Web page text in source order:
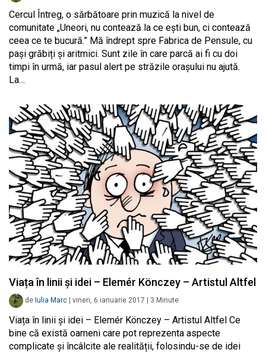
Cercul Întreg, o sărbătoare prin muzică la nivel de
comunitate „Uneori, nu contează la ce ești bun, ci contează
ceea ce te bucură.” Mă îndrept spre Fabrica de Pensule, cu
pași grăbiți și aritmici. Sunt zile în care parcă ai fi cu doi
timpi în urmă, iar pasul alert pe străzile orașului nu ajută.
La…
Viața în linii și idei – Elemér Könczey – Artistul Altfel
de Iulia Marc vineri, 6 ianuarie 2017 3 Minute
Viața în linii și idei – Elemér Könczey – Artistul Altfel Ce
bine că există oameni care pot reprezenta aspecte
complicate și încâlcite ale realității, folosindu-se de idei